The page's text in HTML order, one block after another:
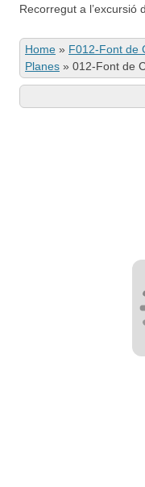
Recorregut a l’excursió
Home » F012-Font de
Planes » 012-Font de